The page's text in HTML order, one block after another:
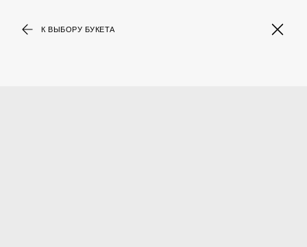
К ВЫБОРУ БУКЕТА